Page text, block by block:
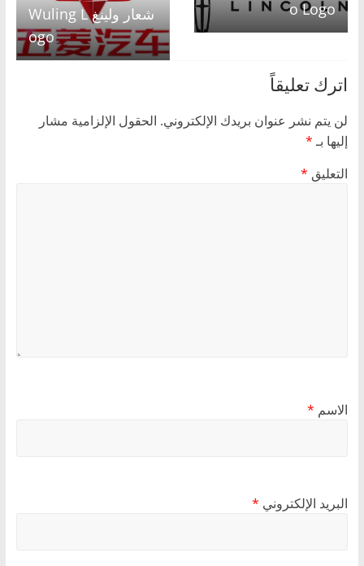
o Logo
شعار ولينغ Wuling L
ogo
اترك تعليقاً
لن يتم نشر عنوان بريدك الإلكتروني. الحقول الإلزامية مشار
إليها بـ*
التعليق *
الاسم *
البريد الإلكتروني *